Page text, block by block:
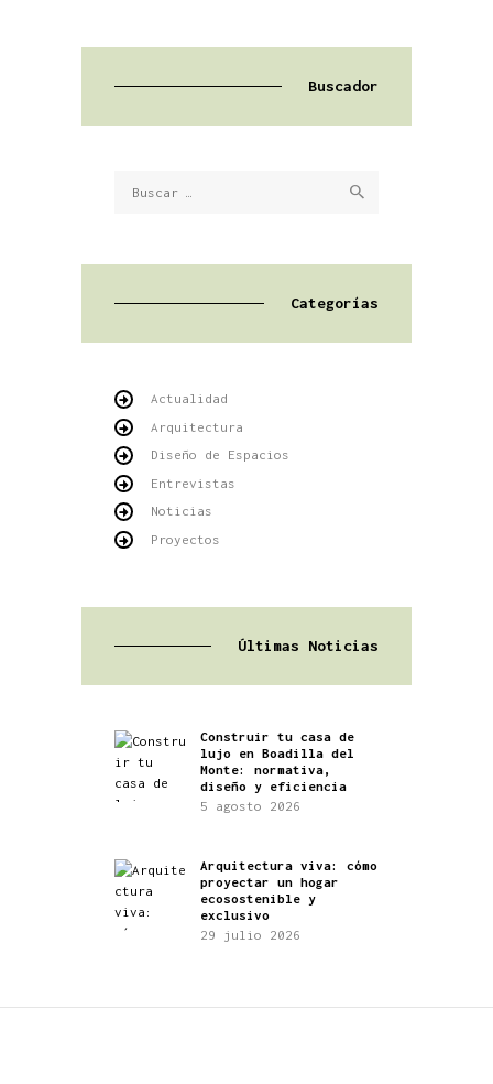
Buscador
Categorías
Actualidad
Arquitectura
Diseño de Espacios
Entrevistas
Noticias
Proyectos
Últimas Noticias
Construir tu casa de
lujo en Boadilla del
Monte: normativa,
diseño y eficiencia
5 agosto 2026
Arquitectura viva: cómo
proyectar un hogar
ecosostenible y
exclusivo
29 julio 2026